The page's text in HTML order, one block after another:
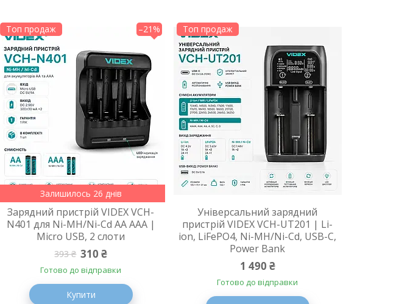
Топ продаж –21%
Залишилось 26 днів
Зарядний пристрій VIDEX VCH-
N401 для Ni-MH/Ni-Cd AA AAA |
Micro USB, 2 слоти
393 ₴ 310 ₴
Готово до відправки
Купити
Топ продаж
Універсальний зарядний
пристрій VIDEX VCH-UT201 | Li-
ion, LiFePO4, Ni-MH/Ni-Cd, USB-C,
Power Bank
1 490 ₴
Готово до відправки